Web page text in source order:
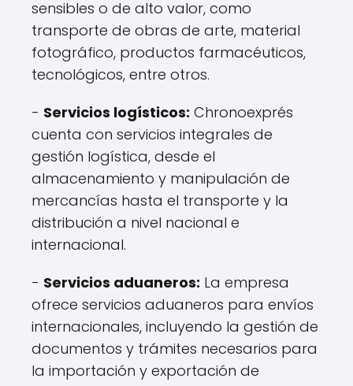
sensibles o de alto valor, como
transporte de obras de arte, material
fotográfico, productos farmacéuticos,
tecnológicos, entre otros.
- Servicios logísticos: Chronoexprés
cuenta con servicios integrales de
gestión logística, desde el
almacenamiento y manipulación de
mercancías hasta el transporte y la
distribución a nivel nacional e
internacional.
- Servicios aduaneros: La empresa
ofrece servicios aduaneros para envíos
internacionales, incluyendo la gestión de
documentos y trámites necesarios para
la importación y exportación de